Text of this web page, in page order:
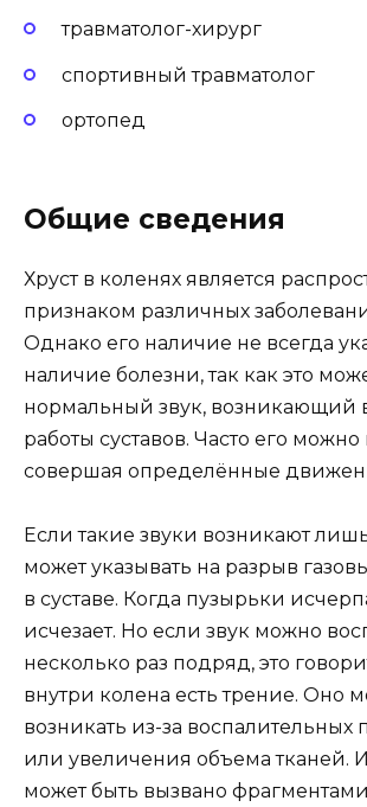
травматолог-хирург
спортивный травматолог
ортопед
Общие сведения
Хруст в коленях является
признаком различных
Однако его наличие не всегда
наличие болезни, так как это
нормальный звук, возникающий
работы суставов. Часто его можно
совершая определённые
Если такие звуки возникают
может указывать на разрыв
в суставе. Когда пузырьки
исчезает. Но если звук можно
несколько раз подряд, это
внутри колена есть трение. Оно
возникать из-за воспалительных
или увеличения объема тканей.
может быть вызвано